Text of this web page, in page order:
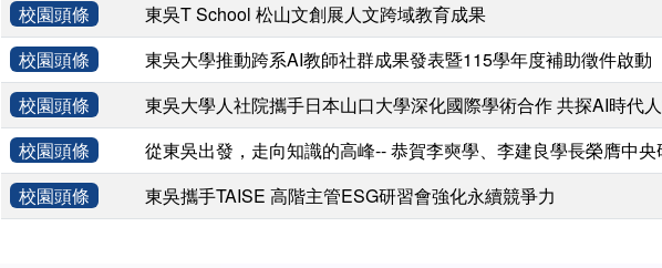
校園頭條
東吳T School 松山文創展人文跨域教育成果
校園頭條
東吳大學推動跨系AI教師社群成果發表暨115學年度補助徵件啟動
校園頭條
東吳大學人社院攜手日本山口大學深化國際學術合作 共探AI時代
校園頭條
從東吳出發，走向知識的高峰-- 恭賀李奭學、李建良學長榮膺中
校園頭條
東吳攜手TAISE 高階主管ESG研習會強化永續競爭力